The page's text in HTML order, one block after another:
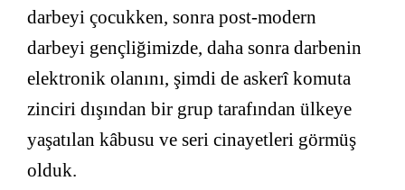
darbeyi çocukken, sonra post-modern
darbeyi gençliğimizde, daha sonra darbenin
elektronik olanını, şimdi de askerî komuta
zinciri dışından bir grup tarafından ülkeye
yaşatılan kâbusu ve seri cinayetleri görmüş
olduk.